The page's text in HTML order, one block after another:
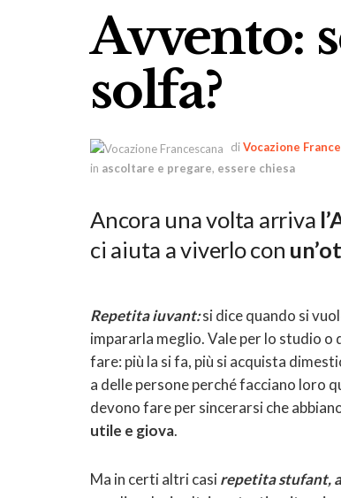
Avvento:
solfa?
diVocazione
in ascoltare e pregare, essere chiesa
Ancora una volta arriva
ci aiuta a viverlo con
Repetita iuvant:si dice quando si
impararla meglio. Vale per lo studio o
fare: più la si fa, più si acquista
a delle persone perché facciano loro
devono fare per sincerarsi che
utile e giova.
Ma in certi altri casirepetita stufant,